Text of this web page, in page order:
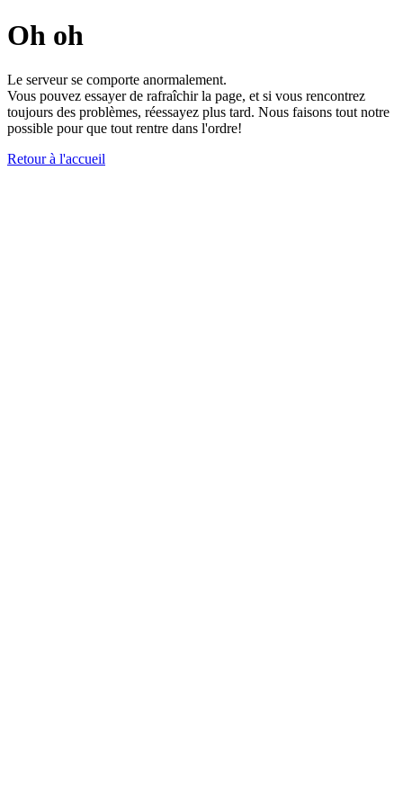
Oh oh
Le serveur se comporte anormalement.
Vous pouvez essayer de rafraîchir la page, et si vous rencontrez
toujours des problèmes, réessayez plus tard. Nous faisons tout notre
possible pour que tout rentre dans l'ordre!
Retour à l'accueil